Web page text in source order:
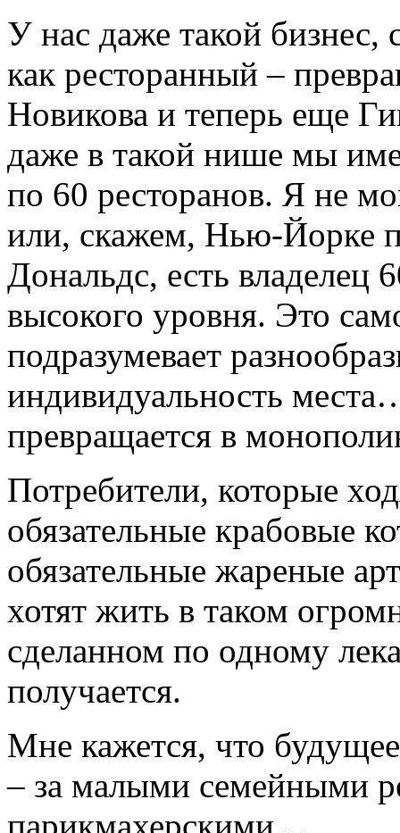
У нас даже такой
как ресторанный –
Новикова и теперь еще
даже в такой нише мы
по 60 ресторанов. Я не
или, скажем, Нью-Йорке
Дональдс, есть владелец
высокого уровня. Это
подразумевает
индивидуальность
превращается в
Потребители, которые
обязательные крабовые
обязательные жареные
хотят жить в таком
сделанном по одному
получается.
Мне кажется, что
– за малыми семейными